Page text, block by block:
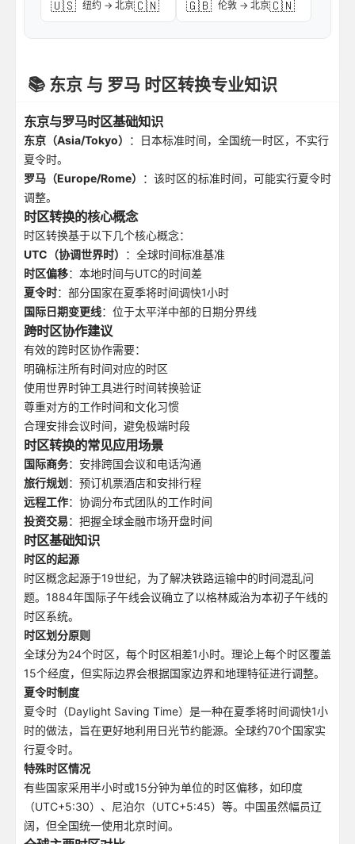
🇺🇸 纽约 → 北京🇨🇳 🇬🇧 伦敦 → 北京🇨🇳
📚 东京 与 罗马 时区转换专业知识
东京与罗马时区基础知识
东京（Asia/Tokyo）
：日本标准时间，全国统一时区，不实行
夏令时。
罗马（Europe/Rome）
：该时区的标准时间，可能实行夏令时
调整。
时区转换的核心概念
时区转换基于以下几个核心概念：
UTC（协调世界时）
：全球时间标准基准
时区偏移：本地时间与UTC的时间差
夏令时：部分国家在夏季将时间调快1小时
国际日期变更线：位于太平洋中部的日期分界线
跨时区协作建议
有效的跨时区协作需要：
明确标注所有时间对应的时区
使用世界时钟工具进行时间转换验证
尊重对方的工作时间和文化习惯
合理安排会议时间，避免极端时段
时区转换的常见应用场景
国际商务：安排跨国会议和电话沟通
旅行规划 ：预订机票酒店和安排行程
远程工作：协调分布式团队的工作时间
投资交易：把握全球金融市场开盘时间
时区基础知识
时区的起源
时区概念起源于19世纪，为了解决铁路运输中的时间混乱问
题。1884年国际子午线会议确立了以格林威治为本初子午线的
时区系统。
时区划分原则
全球分为24个时区，每个时区相差1小时。理论上每个时区覆盖
15个经度，但实际边界会根据国家边界和地理特征进行调整。
夏令时制度
夏令时（Daylight Saving Time）是一种在夏季将时间调快1小
时的做法，旨在更好地利用日光节约能源。全球约70个国家实
行夏令时。
特殊时区情况
有些国家采用半小时或15分钟为单位的时区偏移，如印度
（UTC+5:30）、尼泊尔（UTC+5:45）等。中国虽然幅员辽
阔，但全国统一使用北京时间。